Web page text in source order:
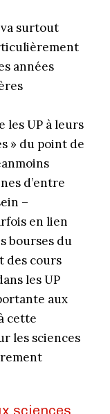
surtout
années
les UP à leurs
» du point de
d’entre
–
en lien
bourses du
des cours
les UP
aux
cette
les sciences
sciences